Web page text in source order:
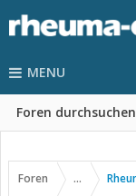
MENU
Foren durchsuchen
Foren ...